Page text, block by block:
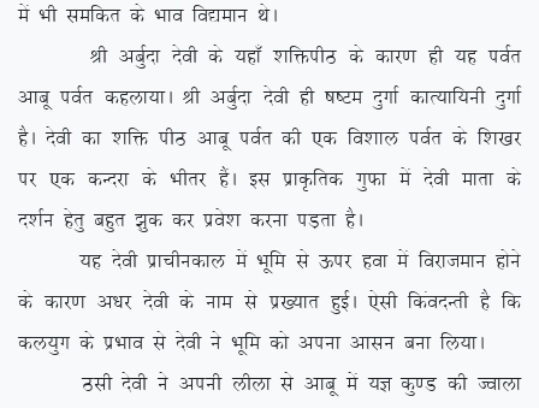
esa Hkh lefdr ds Hkko fo|eku FksA
Jh vcqZnk nsoh ds ;gk¡ ‘kfäihB ds dkj.k gh ;g ioZr
vkcw ioZr dgyk;kA Jh vcqZnk nsoh gh “k”Ve nqxkZ dkR;kf;uh nqxkZ
gSA nsoh dk ‘kfä ihB vkcw ioZr dh ,d fo’kky ioZr ds f’k[kj
ij ,d dUnjk ds Hkhrj gSaA bl izkÑfrd xqQk esa nsoh ekrk ds
n’kZu gsrq cgqr >qd dj izos’k djuk iM+rk gSA
;g nsoh izkphudky esa Hkwfe ls Åij gok esa fojkteku gksus
ds dkj.k v/kj nsoh ds uke ls iz[;kr gqbZA ,slh fdaonUrh gS fd
dy;qx ds izHkko ls nsoh us Hkwfe dks viuk vklu cuk fy;kA
Blh nsoh us viuh yhyk ls vkcw esa ;K dq.M dh Tokyk